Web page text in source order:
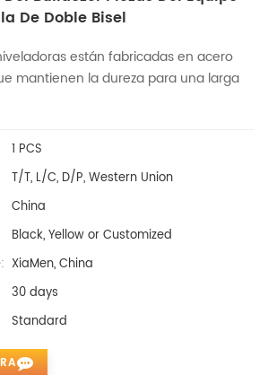
De Doble Bisel
están fabricadas en acero
mantienen la dureza para una larga
1 PCS
T/T, L/C, D/P, Western Union
China
Black, Yellow or Customized
XiaMen, China
30 days
Standard